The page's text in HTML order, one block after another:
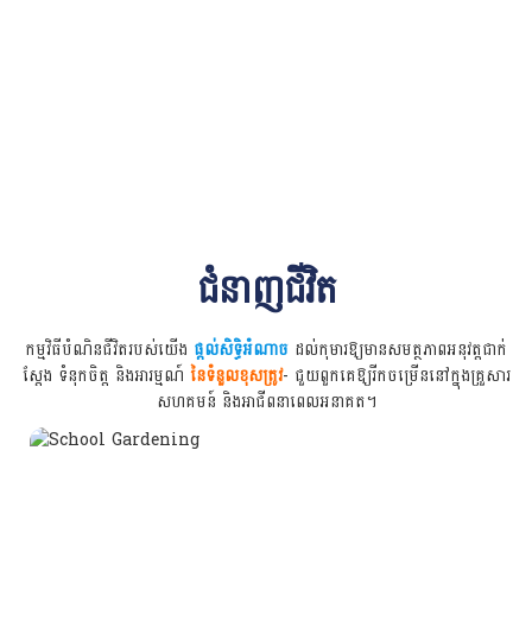
ជំនាញជីវិត
កម្មវិធីបំណិនជីវិតរបស់យើង ផ្តល់សិទ្ធិអំណាច ដល់កុមារឱ្យមានសមត្ថភាពអនុវត្តជាក់
ស្តែង ទំនុកចិត្ត និងអារម្មណ៍ នៃទំនួលខុសត្រូវ- ជួយពួកគេឱ្យរីកចម្រើននៅក្នុងគ្រួសារ
សហគមន៍ និងអាជីពនាពេលអនាគត។